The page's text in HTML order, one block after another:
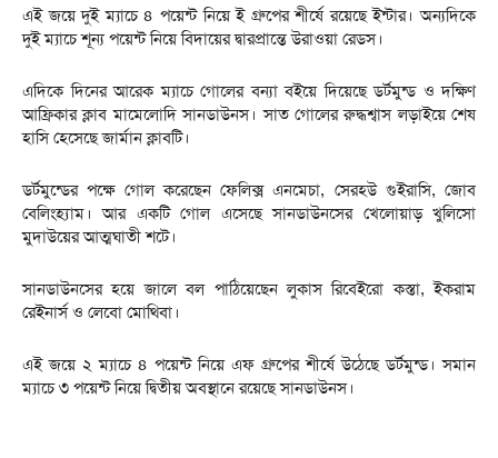
এই জয়ে দুই ম্যাচে ৪ পয়েন্ট নিয়ে ই গ্রুপের শীর্ষে রয়েছে ইন্টার। অন্যদিকে
দুই ম্যাচে শূন্য পয়েন্ট নিয়ে বিদায়ের দ্বারপ্রান্তে উরাওয়া রেডস।
এদিকে দিনের আরেক ম্যাচে গোলের বন্যা বইয়ে দিয়েছে ডর্টমুন্ড ও দক্ষিণ
আফ্রিকার ক্লাব মামেলোদি সানডাউনস। সাত গোলের রুদ্ধশ্বাস লড়াইয়ে শেষ
হাসি হেসেছে জার্মান ক্লাবটি।
ডর্টমুন্ডের পক্ষে গোল করেছেন ফেলিক্স এনমেচা, সেরহউ গুইরাসি, জোব
বেলিংহ্যাম। আর একটি গোল এসেছে সানডাউনসের খেলোয়াড় খুলিসো
মুদাউয়ের আত্মঘাতী শটে।
সানডাউনসের হয়ে জালে বল পাঠিয়েছেন লুকাস রিবেইরো কস্তা, ইকরাম
রেইনার্স ও লেবো মোথিবা।
এই জয়ে ২ ম্যাচে ৪ পয়েন্ট নিয়ে এফ গ্রুপের শীর্ষে উঠেছে ডর্টমুন্ড। সমান
ম্যাচে ৩ পয়েন্ট নিয়ে দ্বিতীয় অবস্থানে রয়েছে সানডাউনস।